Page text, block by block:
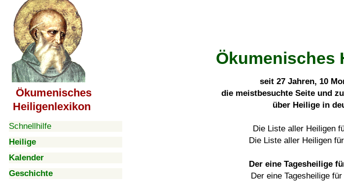
Ökumenisches
Heiligenlexikon
Schnellhilfe
Heilige
Kalender
Geschichte
Ökumenisches
seit 27 Jahren, 10
die meistbesuchte Seite und
über Heilige in
Die Liste aller Heiligen
Die Liste aller Heiligen
Der eine Tagesheilige
Der eine Tagesheilige